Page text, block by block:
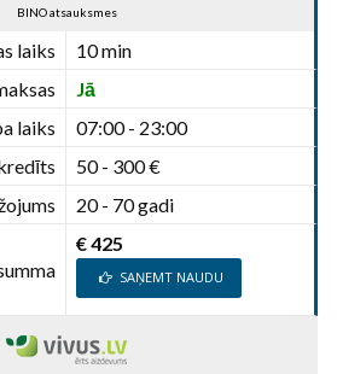
BINO atsauksmes
laiks
10 min
Jā
laiks
07:00 - 23:00
50 - 300 €
20 - 70 gadi
€ 425
SAŅEMT NAUDU